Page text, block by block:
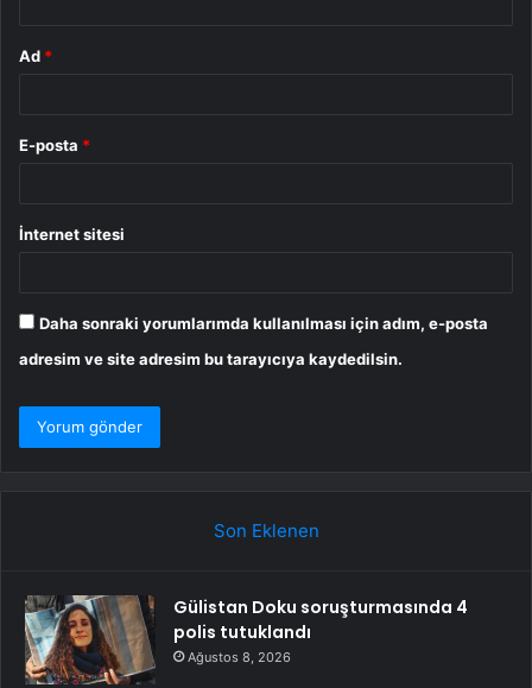
Ad *
E-posta *
İnternet sitesi
Daha sonraki yorumlarımda kullanılması için adım, e-posta
adresim ve site adresim bu tarayıcıya kaydedilsin.
Son Eklenen
Gülistan Doku soruşturmasında 4
polis tutuklandı
Ağustos 8, 2026